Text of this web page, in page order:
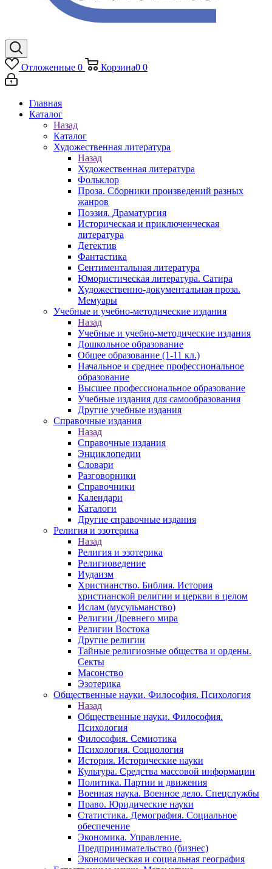
Отложенные 0 Корзина0 0
Главная
Каталог
Назад
Каталог
Художественная литература
Назад
Художественная литература
Фольклор
Проза. Сборники произведений разных
жанров
Поэзия. Драматургия
Историческая и приключенческая
литература
Детектив
Фантастика
Сентиментальная литература
Юмористическая литература. Сатира
Художественно-документальная проза.
Мемуары
Учебные и учебно-методические издания
Назад
Учебные и учебно-методические издания
Дошкольное образование
Общее образование (1-11 кл.)
Начальное и среднее профессиональное
образование
Высшее профессиональное образование
Учебные издания для самообразования
Другие учебные издания
Справочные издания
Назад
Справочные издания
Энциклопедии
Словари
Разговорники
Справочники
Календари
Каталоги
Другие справочные издания
Религия и эзотерика
Назад
Религия и эзотерика
Религиоведение
Иудаизм
Христианство. Библия. История
христианской религии и церкви в целом
Ислам (мусульманство)
Религии Древнего мира
Религии Востока
Другие религии
Тайные религиозные общества и ордены.
Секты
Масонство
Эзотерика
Общественные науки. Философия. Психология
Назад
Общественные науки. Философия.
Психология
Философия. Семиотика
Психология. Социология
История. Исторические науки
Культура. Средства массовой информации
Политика. Партии и движения
Военная наука. Военное дело. Спецслужбы
Право. Юридические науки
Статистика. Демография. Социальное
обеспечение
Экономика. Управление.
Предпринимательство (бизнес)
Экономическая и социальная география